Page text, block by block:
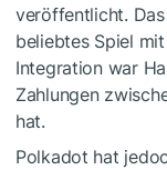
veröffentlicht. Das
beliebtes Spiel
Integration war
Zahlungen
hat.
Polkadot hat